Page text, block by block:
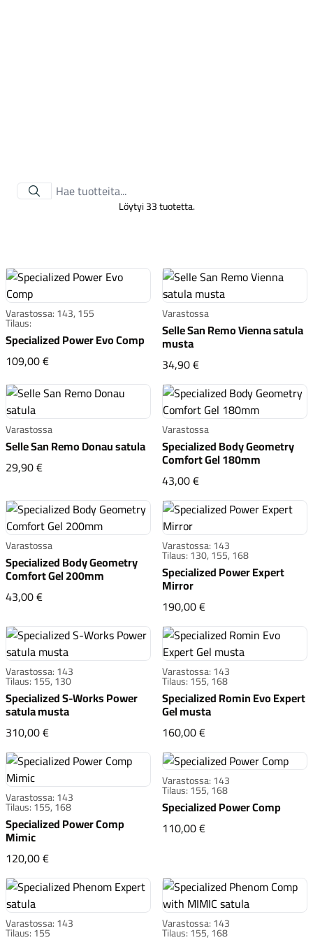
Renkaat
Komponentit
Katso koko valikoima
Löytyi 33 tuotetta.
Varastossa: 143, 155
Tilaus:
Specialized Power Evo Comp
109,00 €Specialized Power Evo Comp
Varastossa
Selle San Remo Vienna satula
musta
34,90 €Selle San Remo
Varastossa
Selle San Remo Donau satula
29,90 €Selle San Remo Donau satula
Varastossa
Specialized Body Geometry
Comfort Gel 180mm
43,00 €Specialized Body
Varastossa
Specialized Body Geometry
Comfort Gel 200mm
43,00 €Specialized Body Geometry Comfort Gel 200mm
Varastossa: 143
Tilaus: 130, 155, 168
Specialized Power Expert
Mirror
190,00 €Specialized Power
Varastossa: 143
Tilaus: 155, 130
Specialized S-Works Power
satula musta
310,00 €Specialized S-Works Power satula musta
Varastossa: 143
Tilaus: 155, 168
Specialized Romin Evo Expert
Gel musta
160,00 €Specialized Romin
Varastossa: 143
Tilaus: 155, 168
Specialized Power Comp
Mimic
120,00 €Specialized Power Comp Mimic
Varastossa: 143
Tilaus: 155, 168
Specialized Power Comp
110,00 €Specialized Power
Varastossa: 143
Tilaus: 155
Varastossa: 143
Tilaus: 155, 168